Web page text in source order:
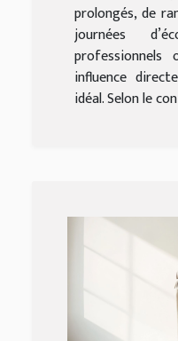
prolongés, de
journées
influence
idéal. Selon le